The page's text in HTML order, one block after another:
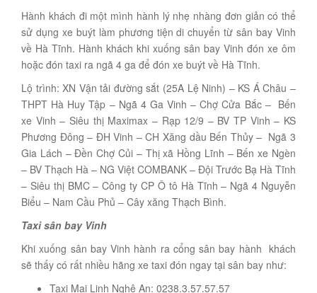
Hành khách đi một mình hành lý nhẹ nhàng đơn giản có thể
sử dụng xe buýt làm phương tiện di chuyển từ sân bay Vinh
về Hà Tĩnh. Hành khách khi xuống sân bay Vinh đón xe ôm
hoặc đón taxi ra ngã 4 ga để đón xe buýt về Hà Tĩnh.
Lộ trình: XN Vận tải đường sắt (25A Lệ Ninh) – KS Á Châu –
THPT Hà Huy Tập – Ngã 4 Ga Vinh – Chợ Cửa Bắc – Bến
xe Vinh – Siêu thị Maximax – Rạp 12/9 – BV TP Vinh – KS
Phương Đông – ĐH Vinh – CH Xăng dầu Bến Thủy – Ngã 3
Gia Lách – Đền Chợ Củi – Thị xã Hồng Lĩnh – Bến xe Ngèn
– BV Thạch Hà – NG Việt COMBANK – Đội Trước Bạ Hà Tĩnh
– Siêu thị BMC – Công ty CP Ô tô Hà Tĩnh – Ngã 4 Nguyễn
Biểu – Nam Cầu Phủ – Cây xăng Thạch Bình.
Taxi sân bay Vinh
Khi xuống sân bay Vinh hành ra cổng sân bay hành khách
sẽ thấy có rất nhiều hãng xe taxi đón ngay tại sân bay như:
Taxi Mai Linh Nghệ An: 0238.3.57.57.57